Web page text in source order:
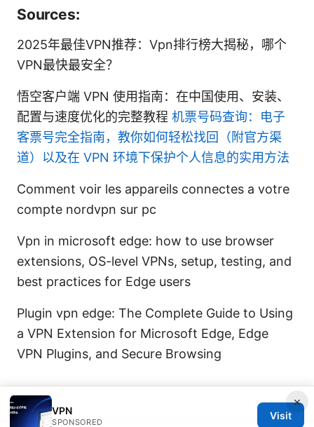
Sources:
2025年最佳VPN推荐：Vpn排行榜大揭秘，哪个
VPN最快最安全？
悟空客户端 VPN 使用指南：在中国使用、安装、
配置与速度优化的完整教程 机票号码查询：电子
客票号完全指南，教你如何轻松找回（附官方渠
道）以及在 VPN 环境下保护个人信息的实用方法
Comment voir les appareils connectes a votre
compte nordvpn sur pc
Vpn in microsoft edge: how to use browser
extensions, OS-level VPNs, setup, testing, and
best practices for Edge users
Plugin vpn edge: The Complete Guide to Using
a VPN Extension for Microsoft Edge, Edge
VPN Plugins, and Secure Browsing
×
VPN
SPONSORED
Visit